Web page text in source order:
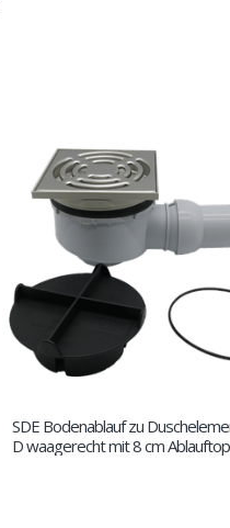
SDE Bodenablauf zu
D waagerecht mit 8 cm